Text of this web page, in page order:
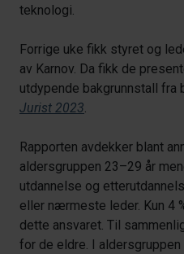
teknologi.
Forrige uke fikk styret og
av Karnov. Da fikk de
utdypende bakgrunnstall fra
Jurist 2023.
Rapporten avdekker blant
aldersgruppen 23–29 år
utdannelse og
eller nærmeste leder. Kun 4
dette ansvaret. Til
for de eldre. I